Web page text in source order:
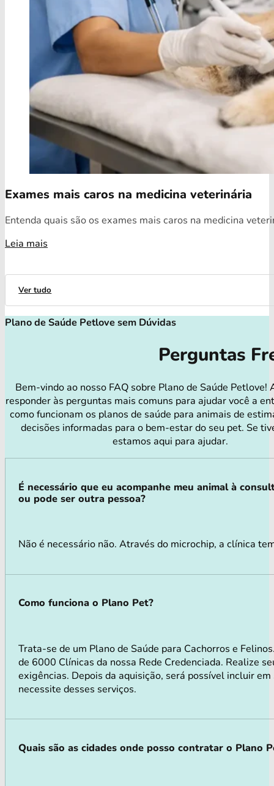
Exames mais caros na medicina veterinária
Entenda quais são os exames mais caros na medicina
Leia mais
Ver tudo
Plano de Saúde Petlove sem Dúvidas
Perguntas
Bem-vindo ao nosso FAQ sobre Plano de Saúde Petlove!
responder às perguntas mais comuns para ajudar você a
como funcionam os planos de saúde para animais de
decisões informadas para o bem-estar do seu pet. Se
estamos aqui para ajudar.
É necessário que eu acompanhe meu animal à
ou pode ser outra pessoa?
Não é necessário não. Através do microchip, a clínica
Como funciona o Plano Pet?
Trata-se de um Plano de Saúde para Cachorros e
de 6000 Clínicas da nossa Rede Credenciada. Realize
exigências. Depois da aquisição, será possível incluir
necessite desses serviços.
Quais são as cidades onde posso contratar o Plano